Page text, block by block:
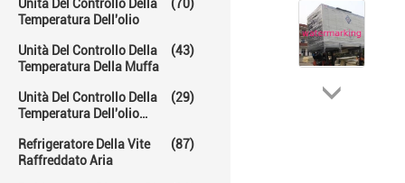
Unità Del Controllo Della
Temperatura Dell'olio
(70)
Unità Del Controllo Della
Temperatura Della Muffa
(43)
Unità Del Controllo Della
Temperatura Dell'olio
(29)
Refrigeratore Della Vite
Raffreddato Aria
(87)